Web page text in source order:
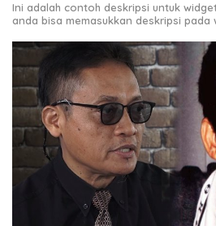
Ini adalah contoh deskripsi untuk
anda bisa memasukkan deskripsi pada